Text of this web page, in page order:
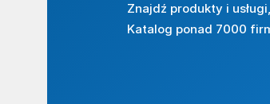
Znajdź produkty i
Katalog ponad 7000